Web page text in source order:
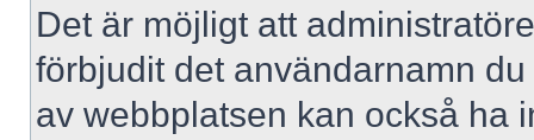
Det är möjligt att
förbjudit det användarnamn
av webbplatsen kan också ha